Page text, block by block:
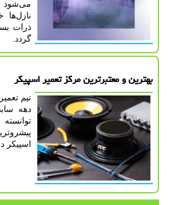
می‌شود
ذرات
گردد.
بهترین و معتبرترین مرکز تعمیر اسپیکر
تیم
اسپیکر